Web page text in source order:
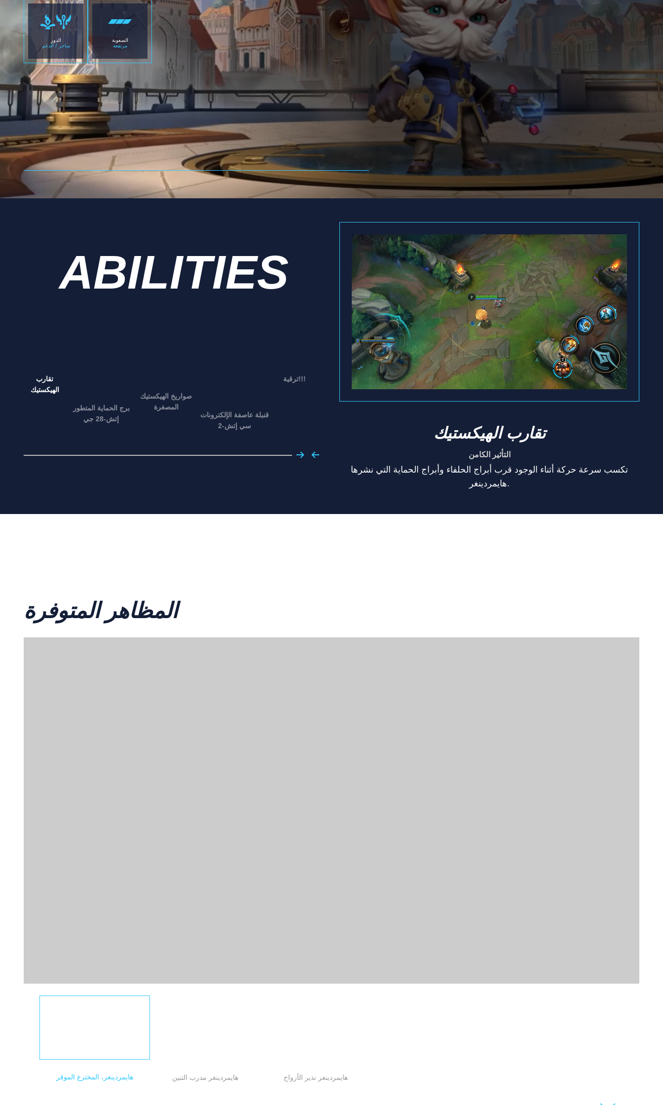
الدور
ساحر / الدعم
الصعوبة
مرتفعة
ABILITIES
تقارب
الهيكستيك
برج الحماية المتطور
إتش-28 جي
صواريخ الهيكستيك
المصغرة
قنبلة عاصفة الإلكترونات
سي إتش-2
ترقية!!!
تقارب الهيكستيك
التأثير الكامن
تكسب سرعة حركة أثناء الوجود قرب أبراج الحلفاء وأبراج الحماية التي نشرها
هايمردينغر.
المظاهر المتوفرة
هايمردينغر، المخترع الموقر هايمردينغر مدرب التنين هايمردينغر نذير الأرواح